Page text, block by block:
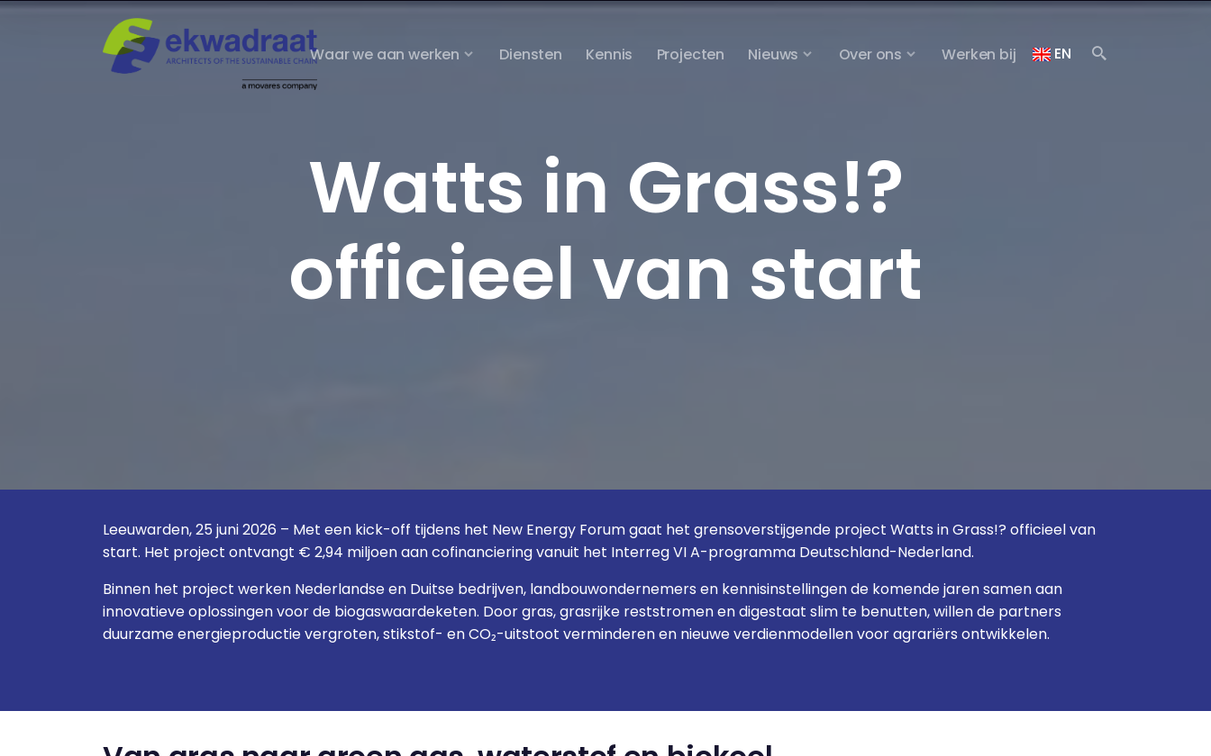
EN
Waar we aan werken Diensten Kennis Projecten Nieuws Over ons Werken bij
Watts in Grass!?
officieel van start
Leeuwarden, 25 juni 2026 – Met een kick-off tijdens het New Energy Forum gaat het grensoverstijgende project Watts in Grass!? officieel van
start. Het project ontvangt € 2,94 miljoen aan cofinanciering vanuit het Interreg VI A-programma Deutschland-Nederland.
Binnen het project werken Nederlandse en Duitse bedrijven, landbouwondernemers en kennisinstellingen de komende jaren samen aan
innovatieve oplossingen voor de biogaswaardeketen. Door gras, grasrijke reststromen en digestaat slim te benutten, willen de partners
duurzame energieproductie vergroten, stikstof- en CO₂-uitstoot verminderen en nieuwe verdienmodellen voor agrariërs ontwikkelen.